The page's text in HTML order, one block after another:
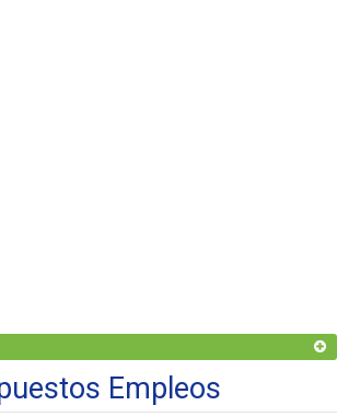
Empleos